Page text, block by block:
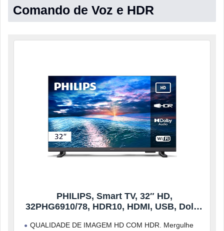
Comando de Voz e HDR
PHILIPS, Smart TV, 32″ HD,
32PHG6910/78, HDR10, HDMI, USB, Dolby
QUALIDADE DE IMAGEM HD COM HDR. Mergulhe